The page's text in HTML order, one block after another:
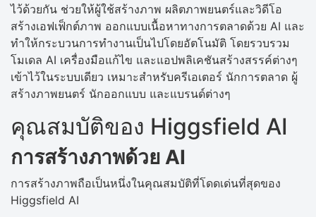
ไว้ด้วยกัน ช่วยให้ผู้ใช้สร้างภาพ ผลิตภาพยนตร์และวิดีโอ
สร้างเอฟเฟ็กต์ภาพ ออกแบบเนื้อหาทางการตลาดด้วย AI และ
ทำให้กระบวนการทำงานเป็นไปโดยอัตโนมัติ โดยรวบรวม
โมเดล AI เครื่องมือแก้ไข และแอปพลิเคชันสร้างสรรค์ต่างๆ
เข้าไว้ในระบบเดียว เหมาะสำหรับครีเอเตอร์ นักการตลาด ผู้
สร้างภาพยนตร์ นักออกแบบ และแบรนด์ต่างๆ
คุณสมบัติของ Higgsfield AI
การสร้างภาพด้วย AI
การสร้างภาพถือเป็นหนึ่งในคุณสมบัติที่โดดเด่นที่สุดของ
Higgsfield AI